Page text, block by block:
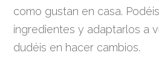
como gustan en casa.
ingredientes y adaptarlos a
dudéis en hacer cambios.